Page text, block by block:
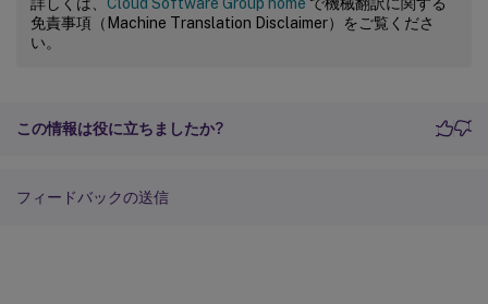
免責事項（Machine Translation Disclaimer）をご覧くださ
い。
この情報は役に立ちましたか?
フィードバックの送信